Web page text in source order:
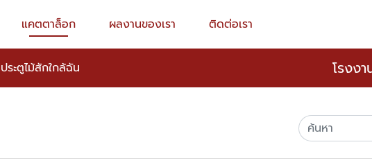
แคตตาล็อก ผลงานของเรา ติดต่อเรา
ระตูไม้สักใกล้ฉัน โรงง